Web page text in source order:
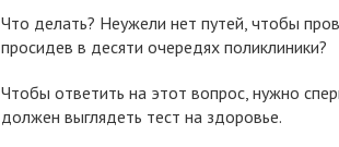
Что делать? Неужели нет путей, чтобы
просидев в десяти очередях поликлиники?
Чтобы ответить на этот вопрос, нужно
должен выглядеть тест на здоровье.